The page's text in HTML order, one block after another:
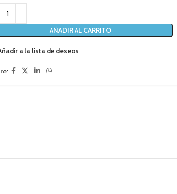
AÑADIR AL CARRITO
a la lista de deseos